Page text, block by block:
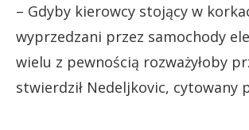
– Gdyby kierowcy stojący w
wyprzedzani przez samochody
wielu z pewnością rozważyłoby
stwierdził Nedeljkovic, cytowany